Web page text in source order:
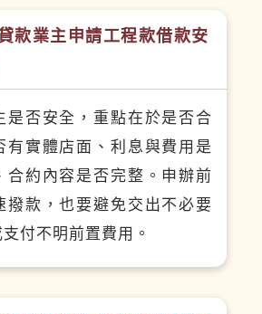
款業主申請工程款借款安
是否安全，重點在於是否合
有實體店面、利息與費用是
合約內容是否完整。申辦前
撥款，也要避免交出不必要
付不明前置費用。